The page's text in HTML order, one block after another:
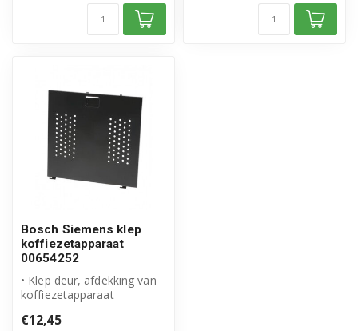
Bosch Siemens klep
koffiezetapparaat
00654252
• Klep deur, afdekking van
koffiezetapparaat
product
€12,45